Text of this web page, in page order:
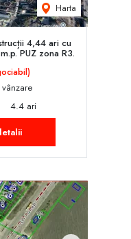
Harta
4,44 ari cu
PUZ zona R3.
4.4 ari